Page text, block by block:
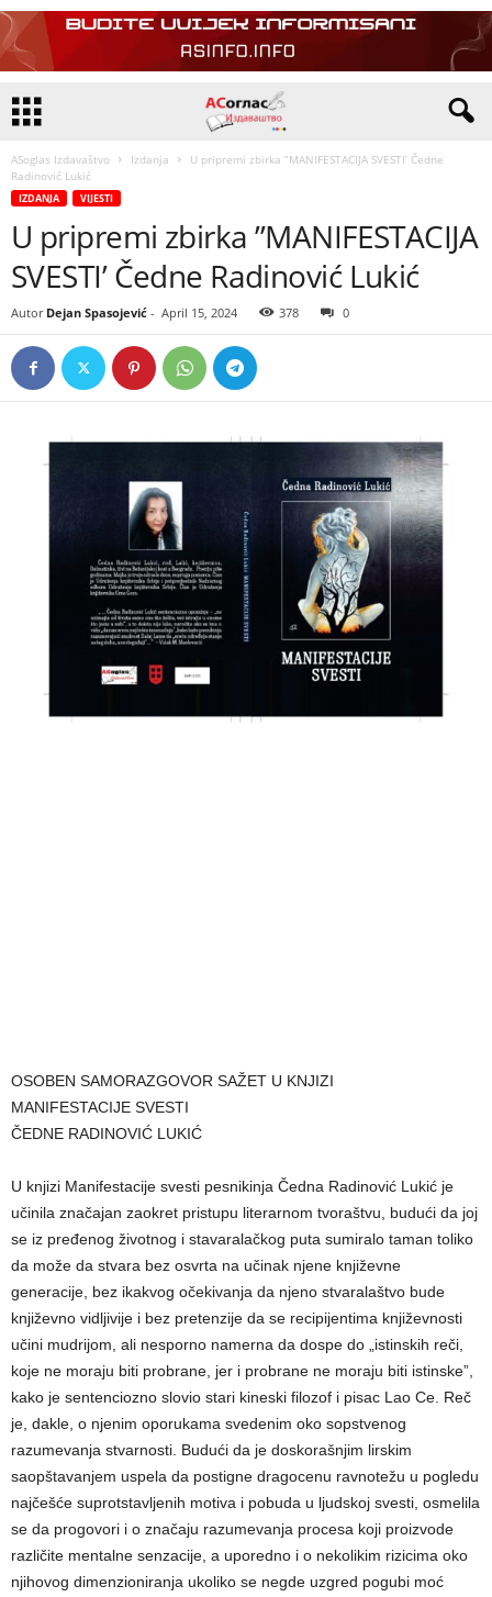
ASoglas Izdavaštvo Izdanja
U pripremi zbirka ”MANIFESTACIJA SVESTI’ Čedne
Radinović Lukić
IZDANJA VIJESTI
U pripremi zbirka ”MANIFESTACIJA
SVESTI’ Čedne Radinović Lukić
Autor Dejan Spasojević - April 15, 2024 378 0
OSOBEN SAMORAZGOVOR SAŽET U KNJIZI
MANIFESTACIJE SVESTI
ČEDNE RADINOVIĆ LUKIĆ
U knjizi Manifestacije svesti pesnikinja Čedna Radinović Lukić je
učinila značajan zaokret pristupu literarnom tvoraštvu, budući da joj
se iz pređenog životnog i stavaralačkog puta sumiralo taman toliko
da može da stvara bez osvrta na učinak njene književne
generacije, bez ikakvog očekivanja da njeno stvaralaštvo bude
književno vidljivije i bez pretenzije da se recipijentima književnosti
učini mudrijom, ali nesporno namerna da dospe do „istinskih reči,
koje ne moraju biti probrane, jer i probrane ne moraju biti istinske”,
kako je sentenciozno slovio stari kineski filozof i pisac Lao Ce. Reč
je, dakle, o njenim oporukama svedenim oko sopstvenog
razumevanja stvarnosti. Budući da je doskorašnjim lirskim
saopštavanjem uspela da postigne dragocenu ravnotežu u pogledu
najčešće suprotstavljenih motiva i pobuda u ljudskoj svesti, osmelila
se da progovori i o značaju razumevanja procesa koji proizvode
različite mentalne senzacije, a uporedno i o nekolikim rizicima oko
njihovog dimenzioniranja ukoliko se negde uzgred pogubi moć